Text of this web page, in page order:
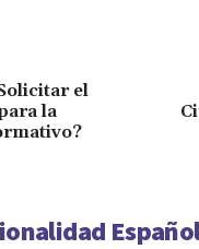
el
la